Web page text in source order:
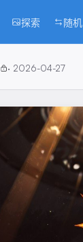
探索 随机
· 2026-04-27